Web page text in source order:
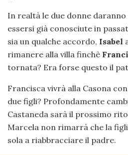
In realtà le due donne daranno
essersi già conosciute in
sia un qualche accordo, Isabel
rimanere alla villa finchè
tornata? Era forse questo il
Francisca vivrà alla Casona
due figli? Profondamente
Castaneda sarà il prossimo
Marcela non rimarrà che la
sola a riabbracciare il padre.